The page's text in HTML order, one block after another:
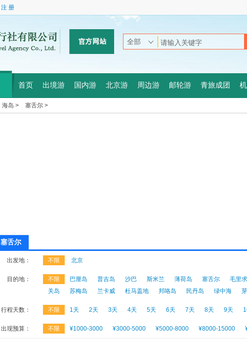
注 册
首页 出境游 国内游 北京游 周边游 邮轮游 青旅成团
海岛 > 塞舌尔 >
塞舌尔
出发地： 不限 北京
目的地： 不限 巴厘岛 普吉岛 沙巴 斯米兰 薄荷岛 塞舌尔
毛里
关岛
苏梅岛 兰卡威 杜马盖地 邦咯岛 民丹岛 绿中海
行程天数： 不限 1天 2天 3天 4天 5天 6天 7天 8天 9天
出现预算： 不限 ¥1000-3000 ¥3000-5000 ¥5000-8000 ¥8000-15000